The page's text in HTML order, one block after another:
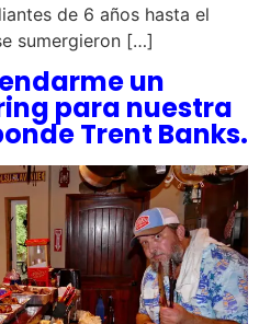
de 6 años hasta el
sumergieron […]
un
para nuestra
Trent Banks.